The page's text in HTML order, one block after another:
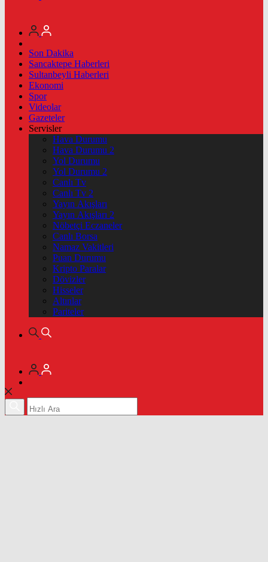
Son Dakika
Sancaktepe Haberleri
Sultanbeyli Haberleri
Ekonomi
Spor
Videolar
Gazeteler
Servisler
Hava Durumu
Hava Durumu 2
Yol Durumu
Yol Durumu 2
Canlı Tv
Canlı Tv 2
Yayın Akışları
Yayın Akışları 2
Nöbetçi Eczaneler
Canlı Borsa
Namaz Vakitleri
Puan Durumu
Kripto Paralar
Dövizler
Hisseler
Altınlar
Pariteler